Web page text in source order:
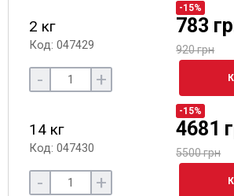
2 кг
Код: 047429
-15%
783
920 грн
- +
14 кг
Код: 047430
-15%
4681
5500 грн
- +